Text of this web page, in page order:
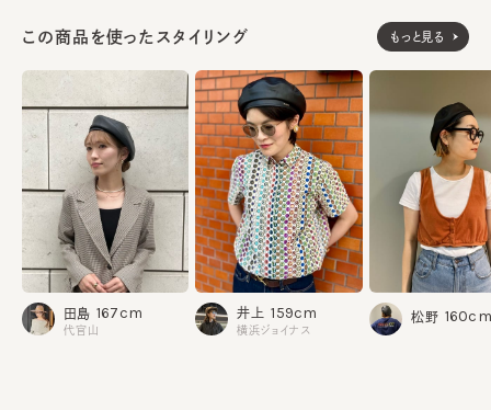
この商品を使ったスタイリング もっと見る
田島 167cm
代官山
井上 159cm
横浜ジョイナス
松野 160cm